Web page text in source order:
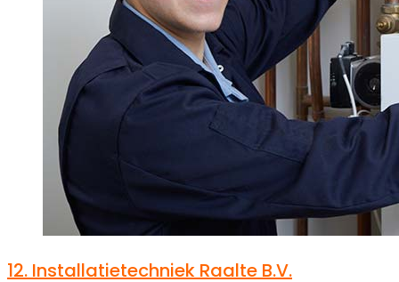
12. Installatietechniek Raalte B.V.